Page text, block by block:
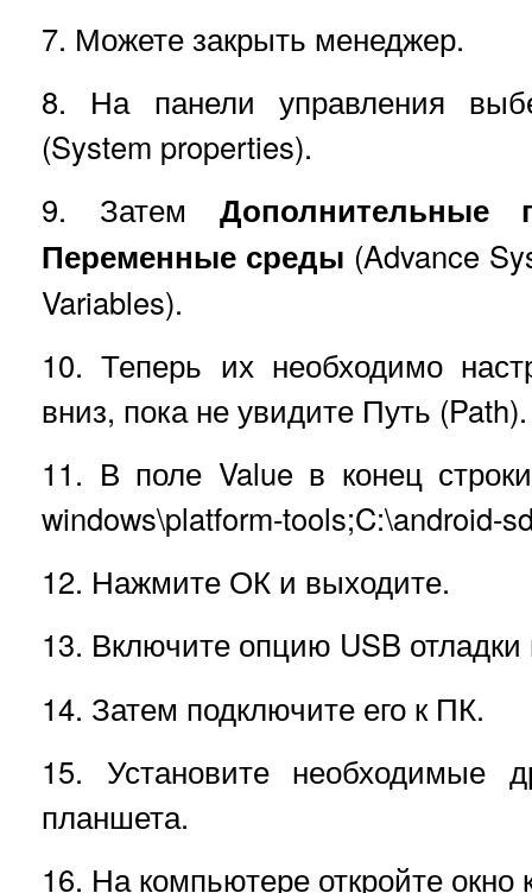
7. Можете закрыть менеджер.
8. На панели управления
(System properties).
9. Затем Дополнительные
Переменные среды (Advance
Variables).
10. Теперь их необходимо
вниз, пока не увидите Путь
11. В поле Value в конец
windows\platform-tools;C:\android-
12. Нажмите ОК и выходите.
13. Включите опцию USB
14. Затем подключите его к ПК.
15. Установите необходимые
планшета.
16. На компьютере откройте окно